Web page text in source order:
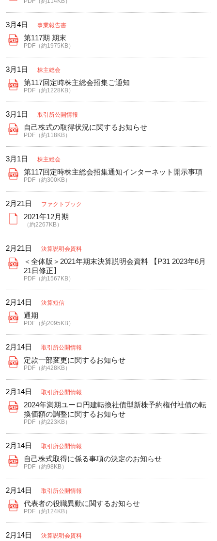
3月4日 事業報告書
第117期 期末
PDF（約1975KB）
3月1日 株主総会
第117回定時株主総会招集ご通知
PDF（約1228KB）
3月1日 取引所公開情報
自己株式の取得状況に関するお知らせ
PDF（約118KB）
3月1日 株主総会
第117回定時株主総会招集通知インターネット開示事項
PDF（約300KB）
2月21日 ファクトブック
2021年12月期
（約2267KB）
2月21日 決算説明会資料
＜全体版＞2021年期末決算説明会資料 【P31 2023年6月
21日修正】
PDF（約1567KB）
2月14日 決算短信
通期
PDF（約2095KB）
2月14日 取引所公開情報
定款一部変更に関するお知らせ
PDF（約428KB）
2月14日 取引所公開情報
2024年満期ユーロ円建転換社債型新株予約権付社債の転
換価額の調整に関するお知らせ
PDF（約223KB）
2月14日 取引所公開情報
自己株式取得に係る事項の決定のお知らせ
PDF（約98KB）
2月14日 取引所公開情報
代表者の役職異動に関するお知らせ
PDF（約124KB）
2月14日 決算説明会資料